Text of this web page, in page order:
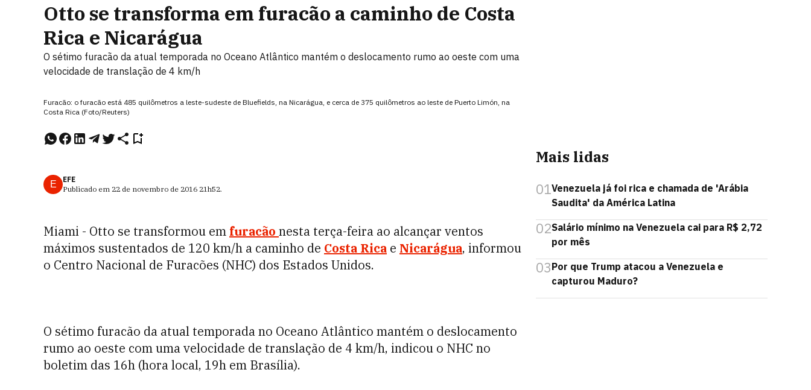
Otto se transforma em furacão a caminho de Costa
Rica e Nicarágua
O sétimo furacão da atual temporada no Oceano Atlântico mantém o deslocamento rumo ao oeste com uma
velocidade de translação de 4 km/h
Furacão: o furacão está 485 quilômetros a leste-sudeste de Bluefields, na Nicarágua, e cerca de 375 quilômetros ao leste de Puerto Limón, na
Costa Rica (Foto/Reuters)
E
EFE
Publicado em 22 de novembro de 2016 21h52.
Miami - Otto se transformou em furacão nesta terça-feira ao alcançar ventos
máximos sustentados de 120 km/h a caminho de Costa Rica e Nicarágua, informou
o Centro Nacional de Furacões (NHC) dos Estados Unidos.
O sétimo furacão da atual temporada no Oceano Atlântico mantém o deslocamento
rumo ao oeste com uma velocidade de translação de 4 km/h, indicou o NHC no
boletim das 16h (hora local, 19h em Brasília).
Mais lidas
01Venezuela já foi rica e chamada de 'Arábia
Saudita' da América Latina
02Salário mínimo na Venezuela cai para R$ 2,72
por mês
03Por que Trump atacou a Venezuela e
capturou Maduro?